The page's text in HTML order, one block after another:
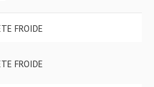
FROIDE
FROIDE